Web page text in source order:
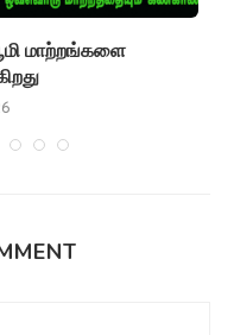
மாற்றங்களை